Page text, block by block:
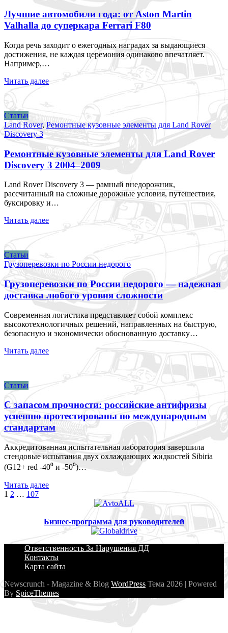
Лучшие автомобили года: от Aston Martin
Valhalla до суперкара Ferrari F80
Когда речь заходит о ежегодных наградах за выдающиеся
достижения, не каждая церемония одинаково впечатляет.
Например,…
Читать далее
Статьи
Land Rover,Ремонтные кузовные элементы для Land Rover
Discovery 3
Ремонтные кузовные элементы для Land Rover
Discovery 3 2004–2009
Land Rover Discovery 3 — рамный внедорожник,
рассчитанный на сложные дорожные условия, путешествия,
буксировку и…
Читать далее
Статьи
Грузоперевозки по России недорого
Грузоперевозки по России недорого — надежная
доставка любого уровня сложности
Современная логистика представляет собой комплекс
высокотехнологичных решений, направленных на быструю,
безопасную и экономически обоснованную доставку…
Читать далее
Статьи
С запасом прочности: российские антифризы
успешно протестированы по международным
стандартам
Аккредитованная испытательная лаборатория завершила
стендовые испытания двух охлаждающих жидкостей Sibiria
(G12+ red -40⁰ и -50⁰)…
Читать далее
Пагинация
1 2 … 107
Бизнес-программа для руководителей
Ответственность За Нарушения ДД
Контакты
Карта сайта
Newscrunch - Magazine & Blog WordPress Тема 2026 | Powered
By SpiceThemes